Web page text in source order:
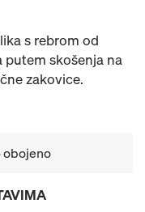
s rebrom od
putem skošenja na
zakovice.
obojeno